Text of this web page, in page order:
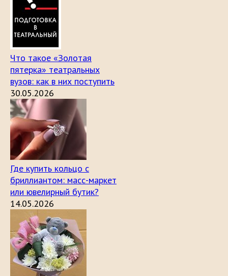
Что такое «Золотая
пятерка» театральных
вузов: как в них поступить
30.05.2026
Где купить кольцо с
бриллиантом: масс-маркет
или ювелирный бутик?
14.05.2026